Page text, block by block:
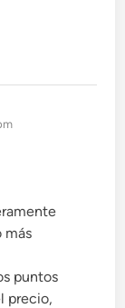
más
puntos
precio,